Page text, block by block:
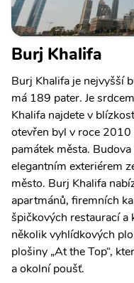
Burj Khalifa
Burj Khalifa je nejvyšší
má 189 pater. Je
Khalifa najdete v
otevřen byl v roce 2010
památek města.
elegantním exteriérem
město. Burj Khalifa
apartmánů, firemních
špičkových restaurací a
několik vyhlídkových
plošiny „At the Top“,
a okolní poušť.